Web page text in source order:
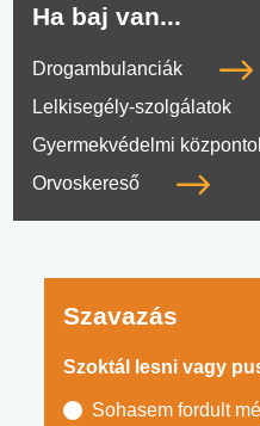
Ha baj van...
Drogambulanciák
Lelkisegély-szolgálatok
Gyermekvédelmi
Orvoskereső
Szavazás
Szoktál lesni vagy
Sohasem fordult